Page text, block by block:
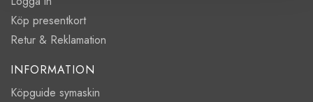
Köp presentkort
Retur & Reklamation
INFORMATION
Köpguide symaskin